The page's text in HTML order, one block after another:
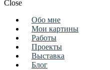
Close
Обо мне
Мои картины
Работы
Проекты
Выставка
Блог